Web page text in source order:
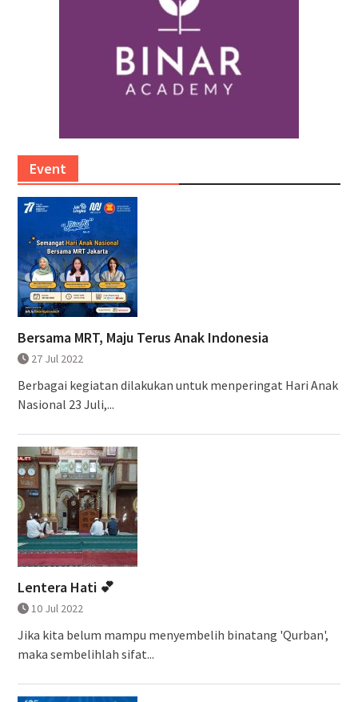
Event
Bersama MRT, Maju Terus Anak Indonesia
27 Jul 2022
Berbagai kegiatan dilakukan untuk menperingat Hari Anak
Nasional 23 Juli,...
Lentera Hati 💕
10 Jul 2022
Jika kita belum mampu menyembelih binatang 'Qurban',
maka sembelihlah sifat...